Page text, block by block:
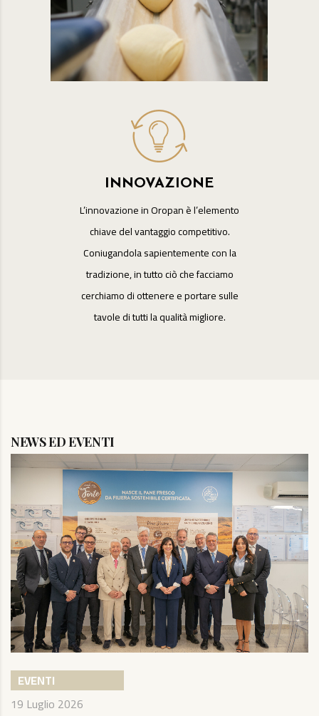
INNOVAZIONE
L’innovazione in Oropan è l’elemento
chiave del vantaggio competitivo.
Coniugandola sapientemente con la
tradizione, in tutto ciò che facciamo
cerchiamo di ottenere e portare sulle
tavole di tutti la qualità migliore.
NEWS ED EVENTI
EVENTI
19 Luglio 2026